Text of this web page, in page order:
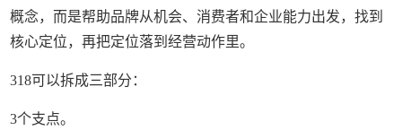
概念，而是帮助品牌从机会、消费者和企业能力出发，找到
核心定位，再把定位落到经营动作里。
318可以拆成三部分：
3个支点。